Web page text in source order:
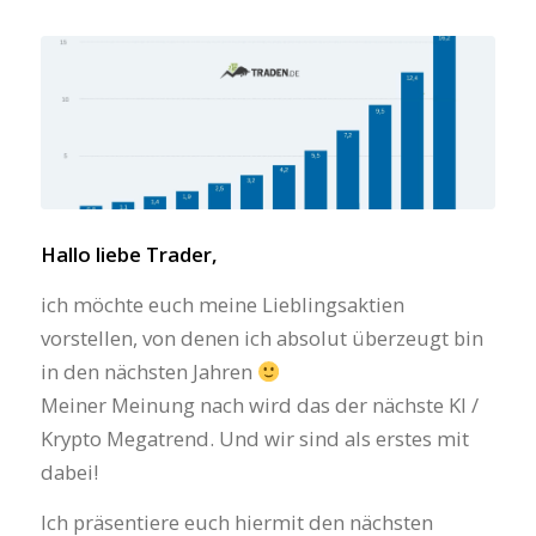
Hallo liebe Trader,
ich möchte euch meine Lieblingsaktien
vorstellen, von denen ich absolut überzeugt bin
in den nächsten Jahren
Meiner Meinung nach wird das der nächste KI /
Krypto Megatrend. Und wir sind als erstes mit
dabei!
Ich präsentiere euch hiermit den nächsten